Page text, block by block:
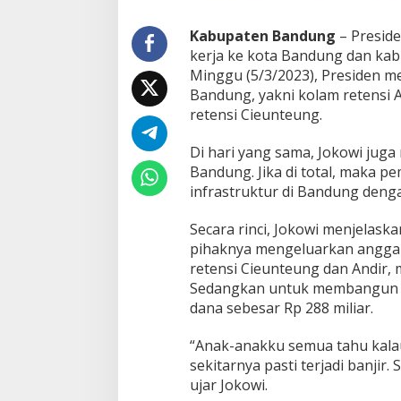
,
2
6
T
r
i
u
n
U
t
u
k
I
n
f
s
t
Kabupaten Bandung –
kerja ke kota Bandung dan
Minggu (5/3/2023), Presiden
Bandung, yakni kolam retensi
retensi Cieunteung.
Di hari yang sama, Jokowi
Bandung. Jika di total, maka
infrastruktur di Bandung
Secara rinci, Jokowi
pihaknya mengeluarkan
retensi Cieunteung dan Andir,
Sedangkan untuk
dana sebesar Rp 288 miliar.
“Anak-anakku semua tahu
sekitarnya pasti terjadi banjir.
ujar Jokowi.